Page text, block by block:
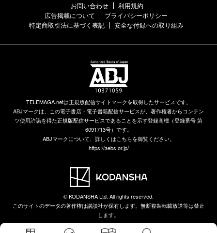
お問い合わせ
利用規約
広告掲載について
プライバシーポリシー
特定商取引法に基づく表記
安全な付録への取り組み
TELEMAGA.netは正規版配信サイトマークを取得したサービスです。
ABJマークは、この電子書店・電子書籍配信サービスが、著作権者からコンテン
ツ使用許諾を得た正規版配信サービスであることを示す登録商標（登録番号 第
6091713号）です。
ABJマークについて、詳しくはこちらを御覧ください。
https://aebs.or.jp/
© KODANSHA Ltd. All rights reserved.
このサイトのデータの著作権は講談社が保有します。無断複製転載放送等は禁止
します。